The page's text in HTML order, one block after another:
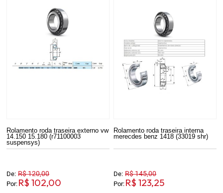
Rolamento roda traseira externo vw
14.150 15.180 (r71100003
suspensys)
De: R$ 120,00
Por: R$ 102,00
Rolamento roda traseira interna
merecdes benz 1418 (33019 shr)
De: R$ 145,00
Por: R$ 123,25